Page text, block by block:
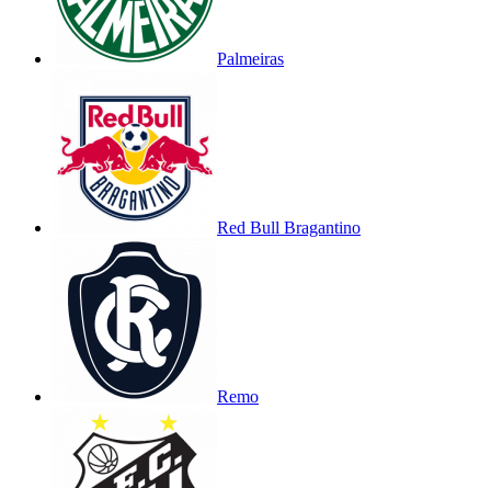
Palmeiras
Red Bull Bragantino
Remo